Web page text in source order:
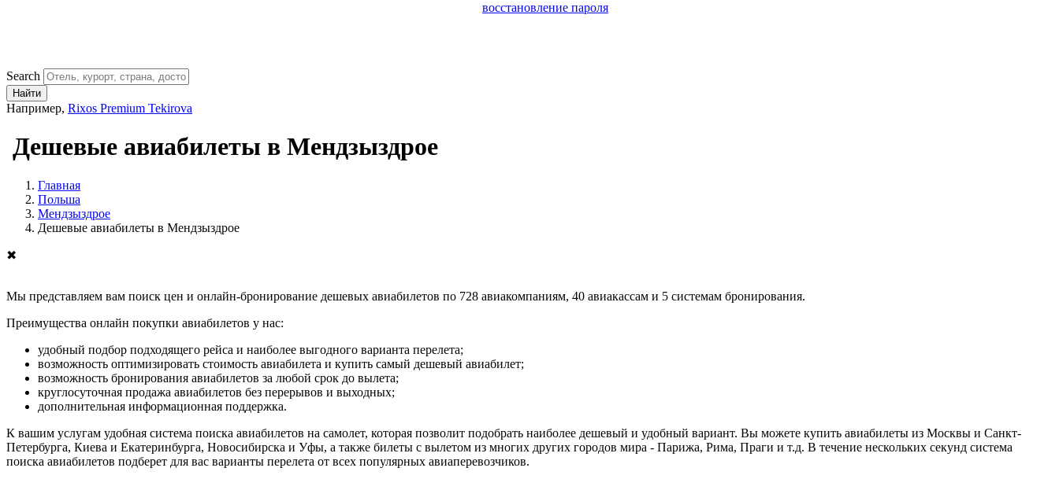
восстановление пароля
Search
Найти
Например, Rixos Premium Tekirova
Дешевые авиабилеты в Мендзыздрое
Главная
Польша
Мендзыздрое
Дешевые авиабилеты в Мендзыздрое
✖
Мы представляем вам поиск цен и онлайн-бронирование дешевых авиабилетов по 728 авиакомпаниям, 40 авиакассам и 5 системам бронирования.
Преимущества онлайн покупки авиабилетов у нас:
удобный подбор подходящего рейса и наиболее выгодного варианта перелета;
возможность оптимизировать стоимость авиабилета и купить самый дешевый авиабилет;
возможность бронирования авиабилетов за любой срок до вылета;
круглосуточная продажа авиабилетов без перерывов и выходных;
дополнительная информационная поддержка.
К вашим услугам удобная система поиска авиабилетов на самолет, которая позволит подобрать наиболее дешевый и удобный вариант. Вы можете купить авиабилеты из Москвы и Санкт-
Петербурга, Киева и Екатеринбурга, Новосибирска и Уфы, а также билеты с вылетом из многих других городов мира - Парижа, Рима, Праги и т.д. В течение нескольких секунд система
поиска авиабилетов подберет для вас варианты перелета от всех популярных авиаперевозчиков.